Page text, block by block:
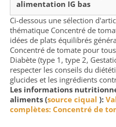
alimentation IG bas
Ci-dessous une sélection
thématique Concentré de
idées de plats équilibrés
Concentré de tomate pour
Diabète (type 1, type 2,
respecter les conseils du
glucides et les ingrédients
Les informations
aliments (source ciqual ):
complètes: Concentré de